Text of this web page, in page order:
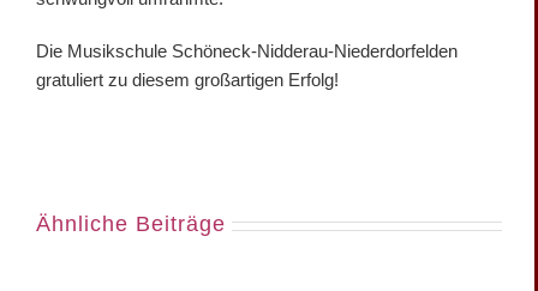
Die Musikschule Schöneck-Nidderau-Niederdorfelden
gratuliert zu diesem großartigen Erfolg!
Ähnliche Beiträge